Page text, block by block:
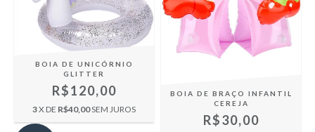
BOIA DE UNICÓRNIO
GLITTER
R$120,00
3X DE R$40,00SEM JUROS
BOIA DE BRAÇO INFANTIL
CEREJA
R$30,00